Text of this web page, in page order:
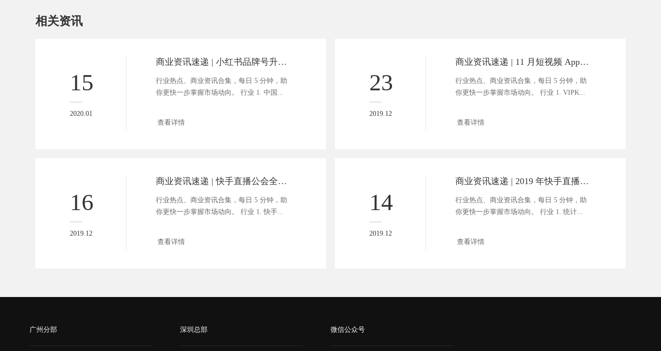
相关资讯
15
2020.01
商业资讯速递 | 小红书品牌号升级为「企业号」
行业热点、商业资讯合集，每日 5 分钟，助
你更快一步掌握市场动向。 行业 1. 中国...
查看详情
23
2019.12
商业资讯速递 | 11 月短视频 App Top 10 榜单：抖音第一，快手第二
行业热点、商业资讯合集，每日 5 分钟，助
你更快一步掌握市场动向。 行业 1. VIPK...
查看详情
16
2019.12
商业资讯速递 | 快手直播公会全面开放！重点鼓励签约中腰部主播
行业热点、商业资讯合集，每日 5 分钟，助
你更快一步掌握市场动向。 行业 1. 快手...
查看详情
14
2019.12
商业资讯速递 | 2019 年快手直播日活用户 1 亿+
行业热点、商业资讯合集，每日 5 分钟，助
你更快一步掌握市场动向。 行业 1. 统计...
查看详情
广州分部 深圳总部 微信公众号